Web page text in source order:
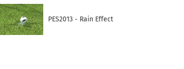
PES2013 - Rain Effect